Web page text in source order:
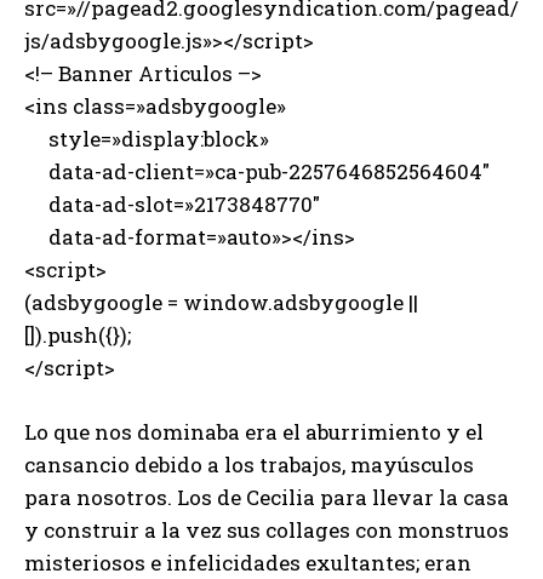
src=»//pagead2.googlesyndication.com/pagead/
js/adsbygoogle.js»></script>
<!– Banner Articulos –>
<ins class=»adsbygoogle»
style=»display:block»
data-ad-client=»ca-pub-2257646852564604″
data-ad-slot=»2173848770″
data-ad-format=»auto»></ins>
<script>
(adsbygoogle = window.adsbygoogle ||
[]).push({});
</script>
Lo que nos dominaba era el aburrimiento y el
cansancio debido a los trabajos, mayúsculos
para nosotros. Los de Cecilia para llevar la casa
y construir a la vez sus collages con monstruos
misteriosos e infelicidades exultantes; eran